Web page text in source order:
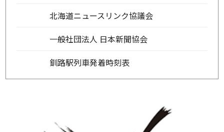
北海道ニュースリンク協議会
一般社団法人 日本新聞協会
釧路駅列車発着時刻表